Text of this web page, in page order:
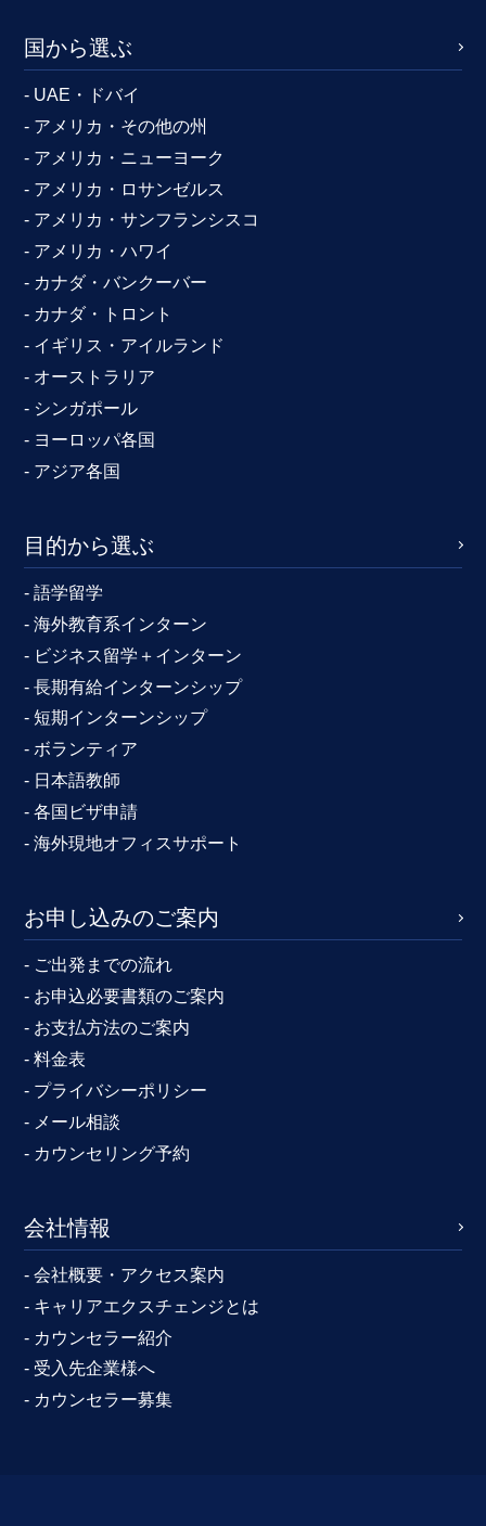
国から選ぶ
- UAE・ドバイ
- アメリカ・その他の州
- アメリカ・ニューヨーク
- アメリカ・ロサンゼルス
- アメリカ・サンフランシスコ
- アメリカ・ハワイ
- カナダ・バンクーバー
- カナダ・トロント
- イギリス・アイルランド
- オーストラリア
- シンガポール
- ヨーロッパ各国
- アジア各国
目的から選ぶ
- 語学留学
- 海外教育系インターン
- ビジネス留学＋インターン
- 長期有給インターンシップ
- 短期インターンシップ
- ボランティア
- 日本語教師
- 各国ビザ申請
- 海外現地オフィスサポート
お申し込みのご案内
- ご出発までの流れ
- お申込必要書類のご案内
- お支払方法のご案内
- 料金表
- プライバシーポリシー
- メール相談
- カウンセリング予約
会社情報
- 会社概要・アクセス案内
- キャリアエクスチェンジとは
- カウンセラー紹介
- 受入先企業様へ
- カウンセラー募集